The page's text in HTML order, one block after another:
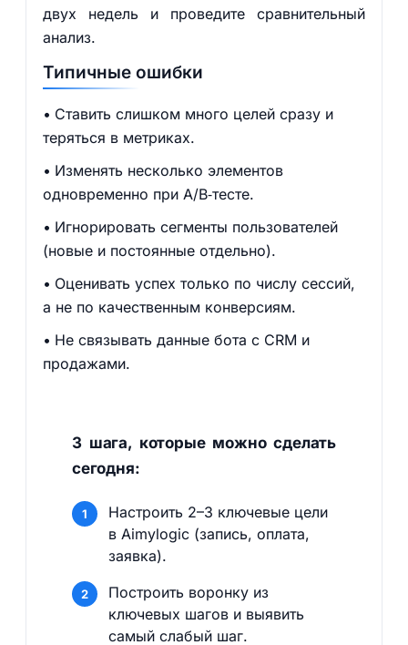
двух недель и проведите сравнительный
анализ.
Типичные ошибки
Ставить слишком много целей сразу и
теряться в метриках.
Изменять несколько элементов
одновременно при A/B‑тесте.
Игнорировать сегменты пользователей
(новые и постоянные отдельно).
Оценивать успех только по числу сессий,
а не по качественным конверсиям.
Не связывать данные бота с CRM и
продажами.
3 шага, которые можно сделать
сегодня:
Настроить 2–3 ключевые цели
в Aimylogic (запись, оплата,
заявка).
Построить воронку из
ключевых шагов и выявить
самый слабый шаг.